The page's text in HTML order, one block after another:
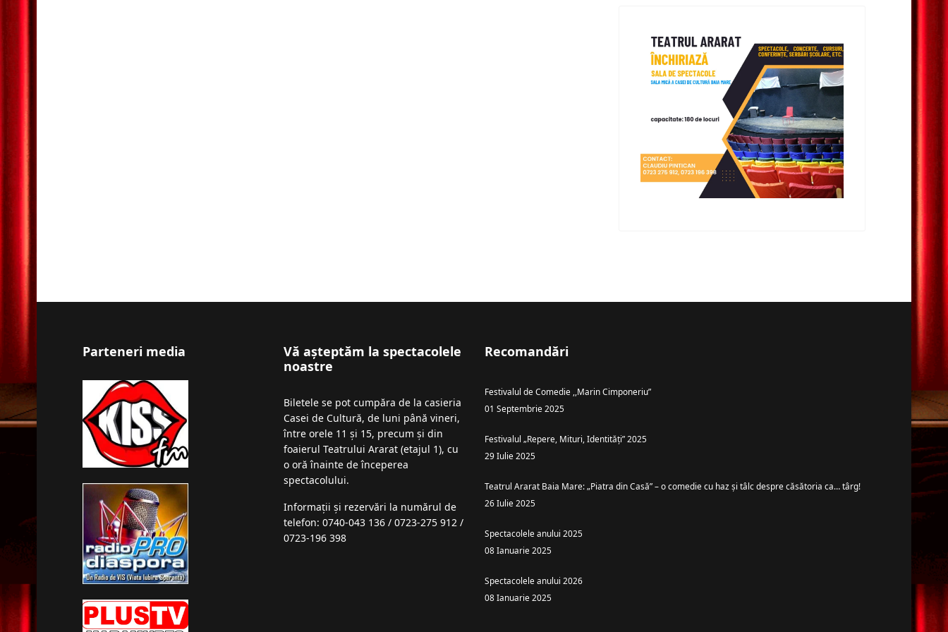
Parteneri media
Vă așteptăm la spectacolele
noastre
Biletele se pot cumpăra de la casieria
Casei de Cultură, de luni până vineri,
între orele 11 și 15, precum și din
foaierul Teatrului Ararat (etajul 1), cu
o oră înainte de începerea
spectacolului.
Informații şi rezervări la numărul de
telefon: 0740-043 136 / 0723-275 912 /
0723-196 398
Recomandări
Festivalul de Comedie ,,Marin Cimponeriu”
01 Septembrie 2025
Festivalul „Repere, Mituri, Identități” 2025
29 Iulie 2025
Teatrul Ararat Baia Mare: „Piatra din Casă” – o comedie cu haz și tâlc despre căsătoria ca… târg!
26 Iulie 2025
Spectacolele anului 2025
08 Ianuarie 2025
Spectacolele anului 2026
08 Ianuarie 2025